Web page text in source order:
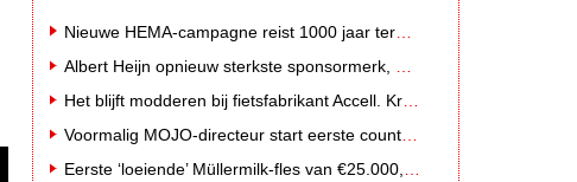
Eerste ‘loeiende’ Müllermilk-fles van €25.000,- gevonden